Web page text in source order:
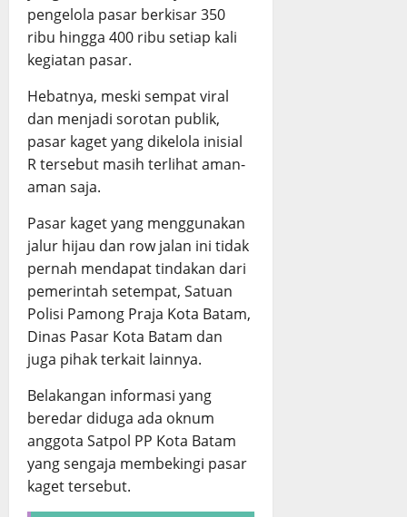
pengelola pasar berkisar 350
ribu hingga 400 ribu setiap kali
kegiatan pasar.
Hebatnya, meski sempat viral
dan menjadi sorotan publik,
pasar kaget yang dikelola inisial
R tersebut masih terlihat aman-
aman saja.
Pasar kaget yang menggunakan
jalur hijau dan row jalan ini tidak
pernah mendapat tindakan dari
pemerintah setempat, Satuan
Polisi Pamong Praja Kota Batam,
Dinas Pasar Kota Batam dan
juga pihak terkait lainnya.
Belakangan informasi yang
beredar diduga ada oknum
anggota Satpol PP Kota Batam
yang sengaja membekingi pasar
kaget tersebut.